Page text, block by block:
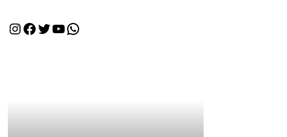
Instagram
Facebook
Twitter
Youtube
WhatsApp